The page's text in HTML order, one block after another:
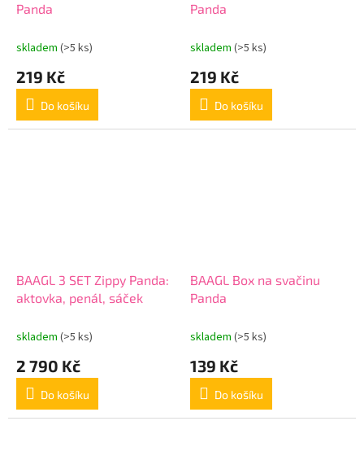
Panda
skladem (>5 ks)
219 Kč
Do košíku
Panda
skladem (>5 ks)
219 Kč
Do košíku
BAAGL 3 SET Zippy Panda:
aktovka, penál, sáček
skladem (>5 ks)
2 790 Kč
Do košíku
BAAGL Box na svačinu
Panda
skladem (>5 ks)
139 Kč
Do košíku